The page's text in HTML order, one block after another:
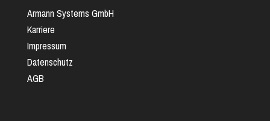
Armann Systems GmbH
Karriere
Impressum
Datenschutz
AGB